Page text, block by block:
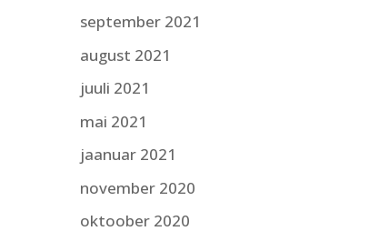
september 2021
august 2021
juuli 2021
mai 2021
jaanuar 2021
november 2020
oktoober 2020